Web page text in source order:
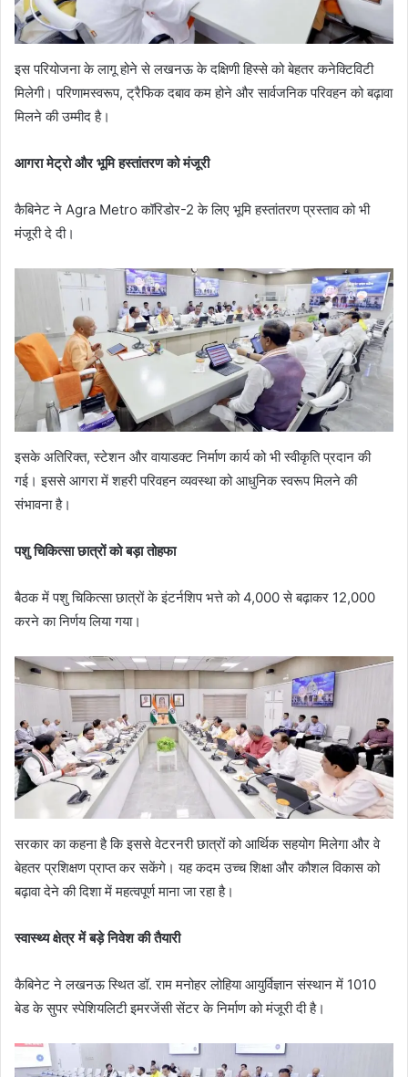
इस परियोजना के लागू होने से लखनऊ के दक्षिणी हिस्से को बेहतर कनेक्टिविटी
मिलेगी। परिणामस्वरूप, ट्रैफिक दबाव कम होने और सार्वजनिक परिवहन को बढ़ावा
मिलने की उम्मीद है।
आगरा मेट्रो और भूमि हस्तांतरण को मंजूरी
कैबिनेट ने Agra Metro कॉरिडोर-2 के लिए भूमि हस्तांतरण प्रस्ताव को भी
मंजूरी दे दी।
इसके अतिरिक्त, स्टेशन और वायाडक्ट निर्माण कार्य को भी स्वीकृति प्रदान की
गई। इससे आगरा में शहरी परिवहन व्यवस्था को आधुनिक स्वरूप मिलने की
संभावना है।
पशु चिकित्सा छात्रों को बड़ा तोहफा
बैठक में पशु चिकित्सा छात्रों के इंटर्नशिप भत्ते को 4,000 से बढ़ाकर 12,000
करने का निर्णय लिया गया।
सरकार का कहना है कि इससे वेटरनरी छात्रों को आर्थिक सहयोग मिलेगा और वे
बेहतर प्रशिक्षण प्राप्त कर सकेंगे। यह कदम उच्च शिक्षा और कौशल विकास को
बढ़ावा देने की दिशा में महत्वपूर्ण माना जा रहा है।
स्वास्थ्य क्षेत्र में बड़े निवेश की तैयारी
कैबिनेट ने लखनऊ स्थित डॉ. राम मनोहर लोहिया आयुर्विज्ञान संस्थान में 1010
बेड के सुपर स्पेशियलिटी इमरजेंसी सेंटर के निर्माण को मंजूरी दी है।